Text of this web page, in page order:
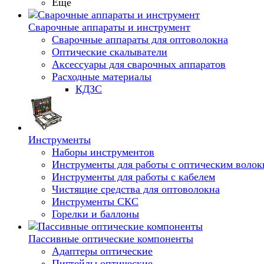
Еще
Сварочные аппараты и инструмент
Сварочные аппараты для оптоволокна
Оптические скалыватели
Аксессуары для сварочных аппаратов
Расходные материалы
КДЗС
Инструменты
Наборы инструментов
Инструменты для работы с оптическим
Инструменты для работы с кабелем
Чистящие средства для оптоволокна
Инструменты СКС
Горелки и баллоны
Пассивные оптические компоненты
Адаптеры оптические